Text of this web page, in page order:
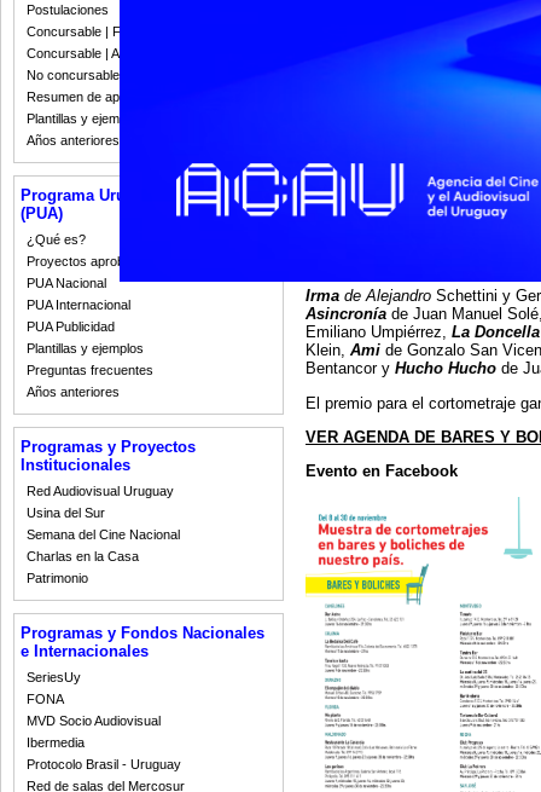
Postulaciones
Concursable | Fallos 2023
Concursable | Actas y Resoluciones
No concursable | Actas y Resoluciones
Resumen de apoyos 2008-2022
Plantillas y ejemplos
Años anteriores
Programa Uruguay Audiovisual
(PUA)
¿Qué es?
Proyectos aprobados
PUA Nacional
PUA Internacional
PUA Publicidad
Plantillas y ejemplos
Preguntas frecuentes
Años anteriores
Programas y Proyectos
Institucionales
Red Audiovisual Uruguay
Usina del Sur
Semana del Cine Nacional
Charlas en la Casa
Patrimonio
Programas y Fondos Nacionales
e Internacionales
SeriesUy
FONA
MVD Socio Audiovisual
Ibermedia
Protocolo Brasil - Uruguay
Red de salas del Mercosur
Irma de Alejandro Schettini y
Asincronía de Juan Manuel
Emiliano Umpiérrez, La
Klein, Ami de Gonzalo San
Bentancor y Hucho Hucho de
El premio para el cortometraje
VER AGENDA DE BARES Y
Evento en Facebook